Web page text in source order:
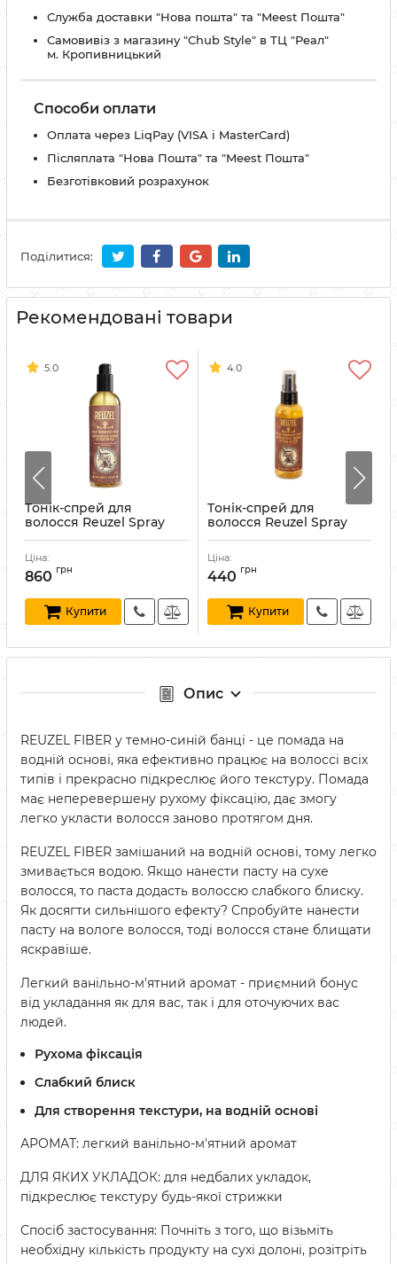
Служба доставки "Нова пошта" та "Meest Пошта"
Самовивіз з магазину "Chub Style" в ТЦ "Реал"
м. Кропивницький
Способи оплати
Оплата через LiqPay (VISA і MasterCard)
Післяплата "Нова Пошта" та "Meest Пошта"
Безготівковий розрахунок
Поділитися:
Рекомендовані товари
5.0
Tонік-спрей для
волосся Reuzel Spray
Grooming Tonic 355 мл
Артикул:
Ціна:
860 грн
Купити
4.0
Tонік-спрей для
волосся Reuzel Spray
Grooming Tonic 100 мл
Артикул:
Ціна:
440 грн
Купити
Опис
REUZEL FIBER у темно-синій банці - це помада на
водній основі, яка ефективно працює на волоссі всіх
типів і прекрасно підкреслює його текстуру. Помада
має неперевершену рухому фіксацію, дає змогу
легко укласти волосся заново протягом дня.
REUZEL FIBER замішаний на водній основі, тому легко
змивається водою. Якщо нанести пасту на сухе
волосся, то паста додасть волоссю слабкого блиску.
Як досягти сильнішого ефекту? Спробуйте нанести
пасту на вологе волосся, тоді волосся стане блищати
яскравіше.
Легкий ванільно-м'ятний аромат - приємний бонус
від укладання як для вас, так і для оточуючих вас
людей.
Рухома фіксація
Слабкий блиск
Для створення текстури, на водній основі
АРОМАТ: легкий ванільно-м'ятний аромат
ДЛЯ ЯКИХ УКЛАДОК: для недбалих укладок,
підкреслює текстуру будь-якої стрижки
Спосіб застосування: Почніть з того, що візьміть
необхідну кількість продукту на сухі долоні, розітріть